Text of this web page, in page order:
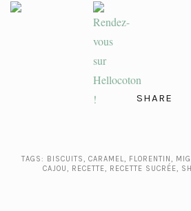
SHARE
TAGS: BISCUITS, CARAMEL, FLORENTIN,
CAJOU, RECETTE, RECETTE SUCRÉE,